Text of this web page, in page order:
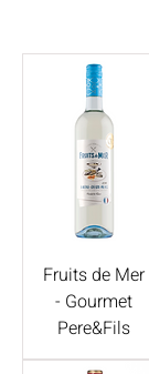
Fruits de Mer
- Gourmet
Pere&Fils